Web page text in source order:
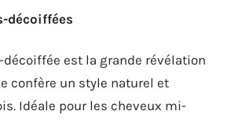
décoiffées
est la grande révélation
confère un style naturel et
Idéale pour les cheveux mi-